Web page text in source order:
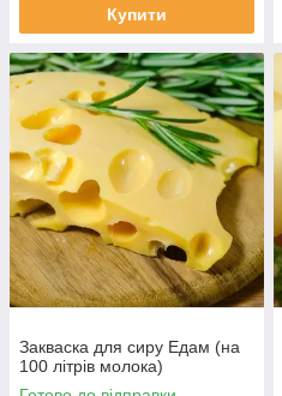
Купити
Закваска для сиру Едам (на
100 літрів молока)